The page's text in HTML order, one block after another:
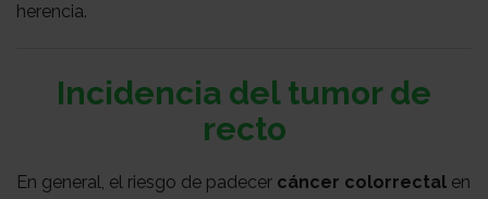
herencia.
Incidencia del tumor de
recto
En general, el riesgo de padecer cáncer colorrectal en